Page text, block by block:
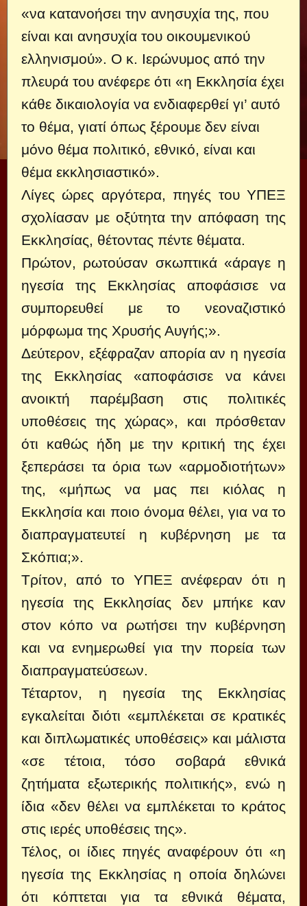
«να κατανοήσει την ανησυχία της, που
είναι και ανησυχία του οικουμενικού
ελληνισμού». Ο κ. Ιερώνυμος από την
πλευρά του ανέφερε ότι «η Εκκλησία έχει
κάθε δικαιολογία να ενδιαφερθεί γι’ αυτό
το θέμα, γιατί όπως ξέρουμε δεν είναι
μόνο θέμα πολιτικό, εθνικό, είναι και
θέμα εκκλησιαστικό».
Λίγες ώρες αργότερα, πηγές του ΥΠΕΞ
σχολίασαν με οξύτητα την απόφαση της
Εκκλησίας, θέτοντας πέντε θέματα.
Πρώτον, ρωτούσαν σκωπτικά «άραγε η
ηγεσία της Εκκλησίας αποφάσισε να
συμπορευθεί με το νεοναζιστικό
μόρφωμα της Χρυσής Αυγής;».
Δεύτερον, εξέφραζαν απορία αν η ηγεσία
της Εκκλησίας «αποφάσισε να κάνει
ανοικτή παρέμβαση στις πολιτικές
υποθέσεις της χώρας», και πρόσθεταν
ότι καθώς ήδη με την κριτική της έχει
ξεπεράσει τα όρια των «αρμοδιοτήτων»
της, «μήπως να μας πει κιόλας η
Εκκλησία και ποιο όνομα θέλει, για να το
διαπραγματευτεί η κυβέρνηση με τα
Σκόπια;».
Τρίτον, από το ΥΠΕΞ ανέφεραν ότι η
ηγεσία της Εκκλησίας δεν μπήκε καν
στον κόπο να ρωτήσει την κυβέρνηση
και να ενημερωθεί για την πορεία των
διαπραγματεύσεων.
Τέταρτον, η ηγεσία της Εκκλησίας
εγκαλείται διότι «εμπλέκεται σε κρατικές
και διπλωματικές υποθέσεις» και μάλιστα
«σε τέτοια, τόσο σοβαρά εθνικά
ζητήματα εξωτερικής πολιτικής», ενώ η
ίδια «δεν θέλει να εμπλέκεται το κράτος
στις ιερές υποθέσεις της».
Τέλος, οι ίδιες πηγές αναφέρουν ότι «η
ηγεσία της Εκκλησίας η οποία δηλώνει
ότι κόπτεται για τα εθνικά θέματα,